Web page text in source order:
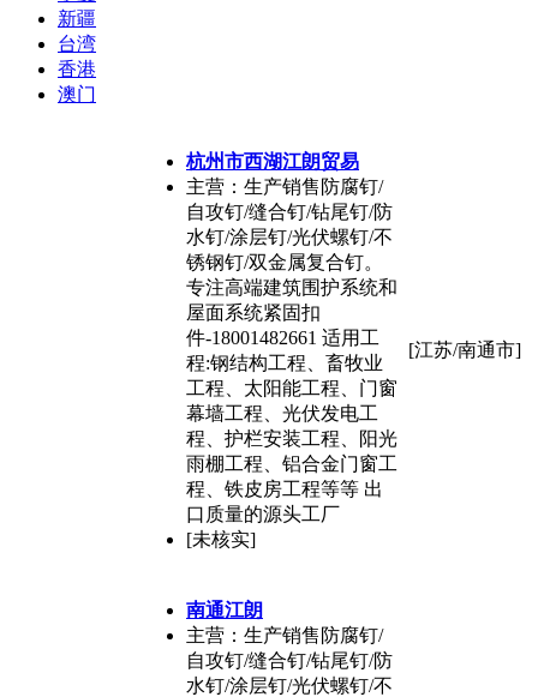
新疆
台湾
香港
澳门
杭州市西湖江朗贸易
主营：生产销售防腐钉/
自攻钉/缝合钉/钻尾钉/防
水钉/涂层钉/光伏螺钉/不
锈钢钉/双金属复合钉。
专注高端建筑围护系统和
屋面系统紧固扣
件-18001482661 适用工
程:钢结构工程、畜牧业
工程、太阳能工程、门窗
幕墙工程、光伏发电工
程、护栏安装工程、阳光
雨棚工程、铝合金门窗工
程、铁皮房工程等等 出
口质量的源头工厂
[未核实]
[江苏/南通市]
南通江朗
主营：生产销售防腐钉/
自攻钉/缝合钉/钻尾钉/防
水钉/涂层钉/光伏螺钉/不